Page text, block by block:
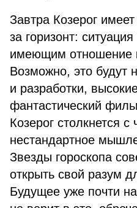
Завтра Козерог
за горизонт:
имеющим отношение
Возможно, это будут
и разработки,
фантастический
Козерог столкнется
нестандартное
Звезды гороскопа
открыть свой разум
Будущее уже почти